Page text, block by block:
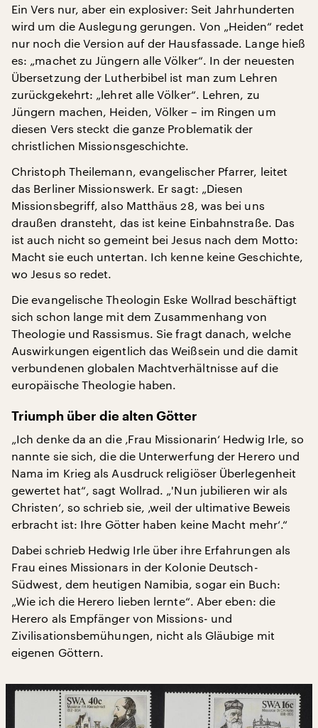
Ein Vers nur, aber ein explosiver: Seit Jahrhunderten
wird um die Auslegung gerungen. Von „Heiden“ redet
nur noch die Version auf der Hausfassade. Lange hieß
es: „machet zu Jüngern alle Völker“. In der neuesten
Übersetzung der Lutherbibel ist man zum Lehren
zurückgekehrt: „lehret alle Völker“. Lehren, zu
Jüngern machen, Heiden, Völker – im Ringen um
diesen Vers steckt die ganze Problematik der
christlichen Missionsgeschichte.
Christoph Theilemann, evangelischer Pfarrer, leitet
das Berliner Missionswerk. Er sagt: „Diesen
Missionsbegriff, also Matthäus 28, was bei uns
draußen dransteht, das ist keine Einbahnstraße. Das
ist auch nicht so gemeint bei Jesus nach dem Motto:
Macht sie euch untertan. Ich kenne keine Geschichte,
wo Jesus so redet.
Die evangelische Theologin Eske Wollrad beschäftigt
sich schon lange mit dem Zusammenhang von
Theologie und Rassismus. Sie fragt danach, welche
Auswirkungen eigentlich das Weißsein und die damit
verbundenen globalen Machtverhältnisse auf die
europäische Theologie haben.
Triumph über die alten Götter
„Ich denke da an die ‚Frau Missionarin‘ Hedwig Irle, so
nannte sie sich, die die Unterwerfung der Herero und
Nama im Krieg als Ausdruck religiöser Überlegenheit
gewertet hat“, sagt Wollrad. „'Nun jubilieren wir als
Christen‘, so schrieb sie, ‚weil der ultimative Beweis
erbracht ist: Ihre Götter haben keine Macht mehr‘.“
Dabei schrieb Hedwig Irle über ihre Erfahrungen als
Frau eines Missionars in der Kolonie Deutsch-
Südwest, dem heutigen Namibia, sogar ein Buch:
„Wie ich die Herero lieben lernte“. Aber eben: die
Herero als Empfänger von Missions- und
Zivilisationsbemühungen, nicht als Gläubige mit
eigenen Göttern.